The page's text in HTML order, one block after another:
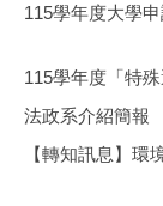
115學年度大學
115學年度「特
法政系介紹簡報
【轉知訊息】環